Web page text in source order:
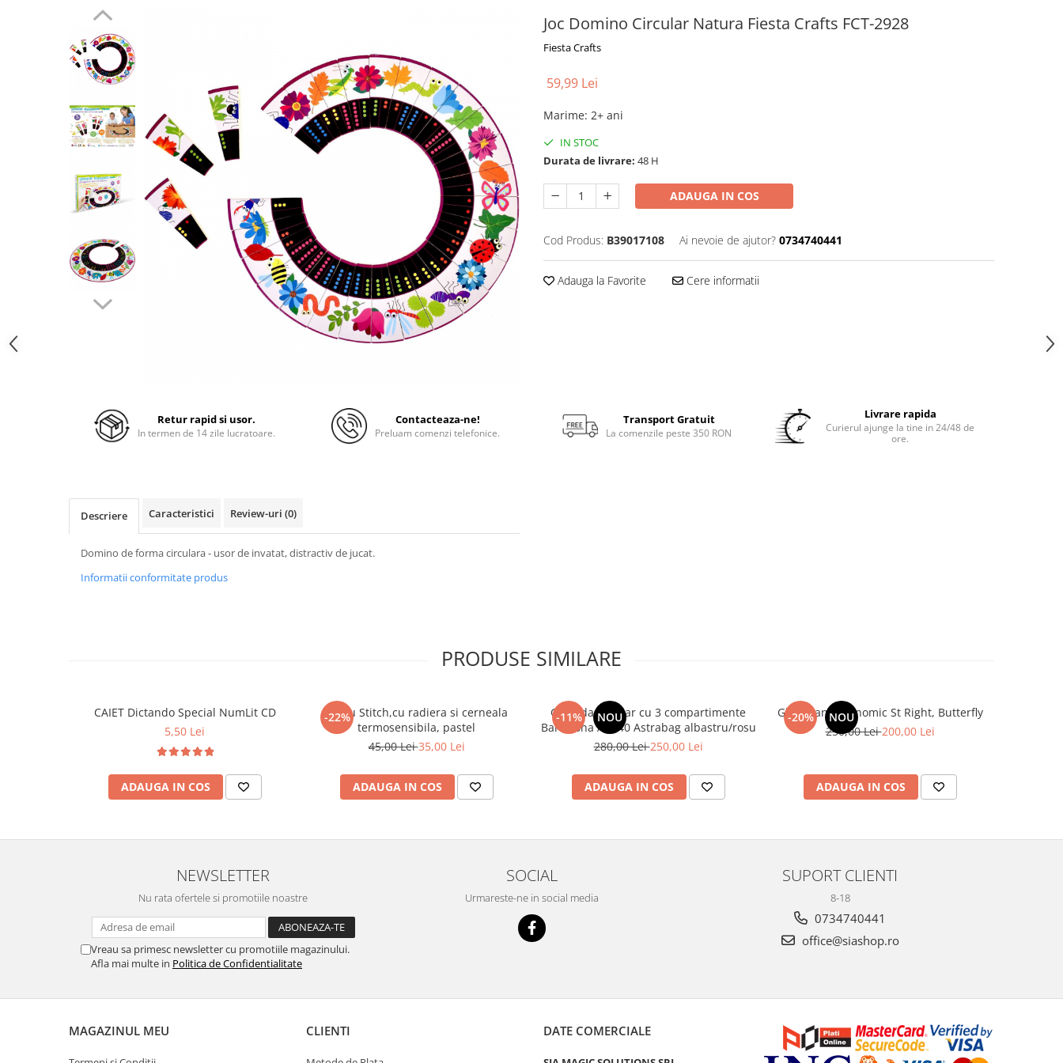
Joc Domino Circular Natura Fiesta Crafts FCT-2928
Fiesta Crafts
59,99 Lei
Marime: 2+ ani
IN STOC
Durata de livrare: 48 H
ADAUGA IN COS
Cod Produs: B39017108 Ai nevoie de ajutor? 0734740441
Adauga la Favorite Cere informatii
Retur rapid si usor.
In termen de 14 zile lucratoare.
Contacteaza-ne!
Preluam comenzi telefonice.
Transport Gratuit
La comenzile peste 350 RON
Livrare rapida
Curierul ajunge la tine in 24/48 de
ore.
Descriere Caracteristici Review-uri (0)
Domino de forma circulara - usor de invatat, distractiv de jucat.
Informatii conformitate produs
PRODUSE SIMILARE
CAIET Dictando Special NumLit CD
5,50 Lei
ADAUGA IN COS
-22%
Stilou Stitch,cu radiera si cerneala
termosensibila, pastel
45,00 Lei35,00 Lei
ADAUGA IN COS
-11% NOU
Ghiozdan școlar cu 3 compartimente
Barcelona AB340 Astrabag albastru/rosu
280,00 Lei250,00 Lei
ADAUGA IN COS
-20% NOU
Ghiozdan ergonomic St Right, Butterfly
250,00 Lei200,00 Lei
ADAUGA IN COS
NEWSLETTER
Nu rata ofertele si promotiile noastre
Vreau sa primesc newsletter cu promotiile magazinului.
Afla mai multe in Politica de Confidentialitate
SOCIAL
Urmareste-ne in social media
SUPORT CLIENTI
8-18
0734740441
office@siashop.ro
MAGAZINUL MEU CLIENTI DATE COMERCIALE